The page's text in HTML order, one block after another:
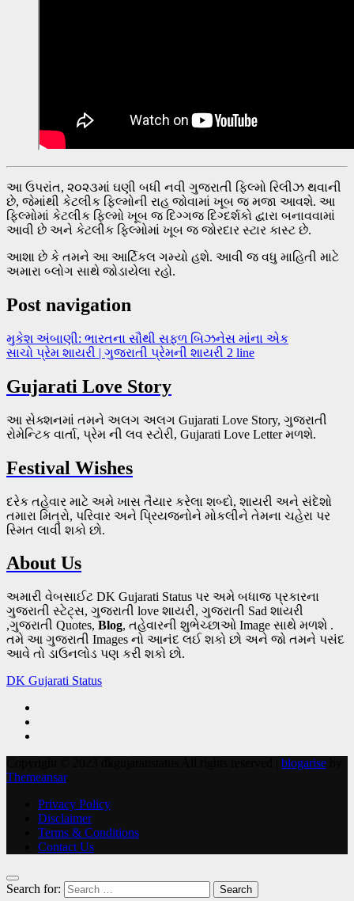
આ ઉપરાંત, ૨૦૨૩માં ઘણી બધી નવી ગુજરાતી ફિલ્મો રિલીઝ થવાની
છે, જેમાંથી કેટલીક ફિલ્મોની રાહ જોવામાં ખૂબ જ મજા આવશે. આ
ફિલ્મોમાં કેટલીક ફિલ્મો ખૂબ જ દિગ્ગજ દિગ્દર્શકો દ્વારા બનાવવામાં
આવી છે અને કેટલીક ફિલ્મોમાં ખૂબ જ જોરદાર સ્ટાર કાસ્ટ છે.
આશા છે કે તમને આ આર્ટિકલ ગમ્યો હશે. આવી જ વધુ માહિતી માટે
અમારા બ્લોગ સાથે જોડાયેલા રહો.
Post navigation
મુકેશ અંબાણી: ભારતના સૌથી સફળ બિઝનેસ માંના એક
સાચો પ્રેમ શાયરી | ગુજરાતી પ્રેમની શાયરી 2 line
Gujarati Love Story
આ સેક્શનમાં તમને અલગ અલગ Gujarati Love Story, ગુજરાતી
રોમેન્ટિક વાર્તા, પ્રેમ ની લવ સ્ટોરી, Gujarati Love Letter મળશે.
Festival Wishes
દરેક તહેવાર માટે અમે ખાસ તૈયાર કરેલા શબ્દો, શાયરી અને સંદેશો
તમારા મિત્રો, પરિવાર અને પ્રિયજનોને મોકલીને તેમના ચહેરા પર
સ્મિત લાવી શકો છો.
About Us
અમારી વેબસાઈટ DK Gujarati Status પર અમે બધાજ પ્રકારના
ગુજરાતી સ્ટેટ્સ, ગુજરાતી love શાયરી, ગુજરાતી Sad શાયરી
,ગુજરાતી Quotes, Blog, તહેવારની શુભેચ્છાઓ Image સાથે મળશે .
તમે આ ગુજરાતી Images નો આનંદ લઈ શકો છો અને જો તમને પસંદ
આવે તો ડાઉનલોડ પણ કરી શકો છો.
DK Gujarati Status
blogarise
Themeansar.
Privacy Policy
Disclaimer
Terms & Conditions
Contact Us
Search for: